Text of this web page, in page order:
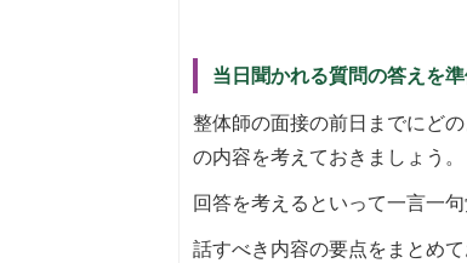
当日聞かれる質問の答えを
整体師の面接の前日までにど
の内容を考えておきましょう。
回答を考えるといって一言一
話すべき内容の要点をまとめ